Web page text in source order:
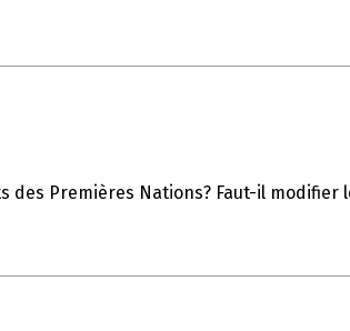
Premières Nations? Faut-il modifier